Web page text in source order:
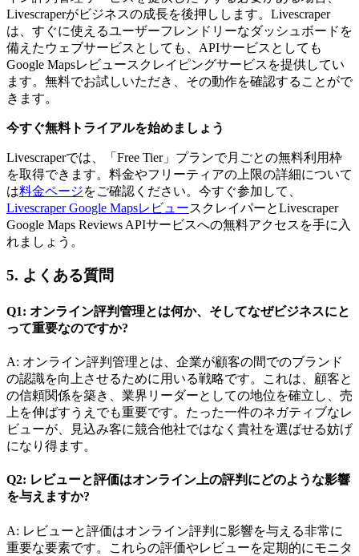
Livescraperがビジネスの成長を後押しします。Livescraper
は、すぐに使えるユーザーフレンドリーなダッシュボードを
備えたウェブサービスとしても、APIサービスとしても
Google Mapsレビュースクレイピングサービスを提供してい
ます。無料でお試しいただき、その動作を確認することがで
きます。
今すぐ無料トライアルを始めましょう
Livescraperでは、「Free Tier」プランで月ごとの無料利用枠
を取得できます。料金やフリーティアの上限の詳細について
は料金ページをご確認ください。今すぐ参加して、
Livescraper Google MapsレビュースクレイパーとLivescraper
Google Maps Reviews APIサービスへの無料アクセスを手に入
れましょう。
5. よくある質問
Q1: オンライン評判管理とは何か、そしてなぜビジネスにと
って重要なのですか?
A: オンライン評判管理とは、企業が顧客の間でのブランド
の認識を向上させるために用いる戦略です。これは、顧客と
の信頼関係を築き、業界リーダーとしての地位を確立し、売
上を伸ばすうえでも重要です。たった一件のネガティブなレ
ビューが、見込み客に競合他社ではなく貴社を選ばせる妨げ
になり得ます。
Q2: レビューと評価はオンライン上の評判にどのような影響
を与えますか?
A: レビューと評価はオンライン評判に影響を与える非常に
重要な要素です。これらの評価やレビューを定期的にモニタ